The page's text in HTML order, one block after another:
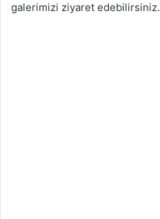
galerimizi ziyaret edebilirsiniz.